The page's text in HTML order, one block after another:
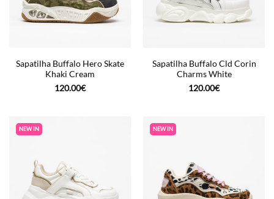
Sapatilha Buffalo Hero Skate
Khaki Cream
120.00€
Sapatilha Buffalo Cld Corin
Charms White
120.00€
NEW IN NEW IN